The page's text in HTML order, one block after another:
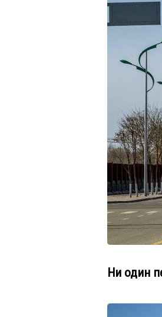
Ни один